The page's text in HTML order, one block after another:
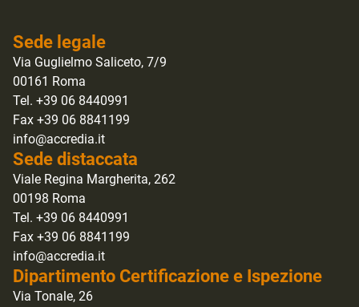
Sede legale
Via Guglielmo Saliceto, 7/9
00161 Roma
Tel. +39 06 8440991
Fax +39 06 8841199
info@accredia.it
Sede distaccata
Viale Regina Margherita, 262
00198 Roma
Tel. +39 06 8440991
Fax +39 06 8841199
info@accredia.it
Dipartimento Certificazione e Ispezione
Via Tonale, 26